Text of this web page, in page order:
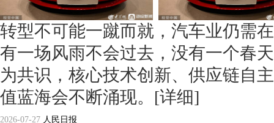
转型不可能一蹴而就，汽车业仍需
有一场风雨不会过去，没有一个春
为共识，核心技术创新、供应链自
值蓝海会不断涌现。 [详细]
2026-07-27 人民日报